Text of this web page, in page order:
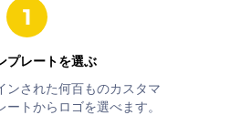
プレートを選ぶ
ンされた何百ものカスタマ
トからロゴを選べます。